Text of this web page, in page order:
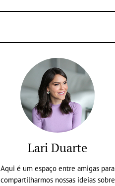
Lari Duarte
Aqui é um espaço entre amigas para
compartilharmos nossas ideias sobre